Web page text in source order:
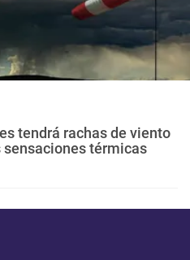
tendrá rachas de viento
térmicas